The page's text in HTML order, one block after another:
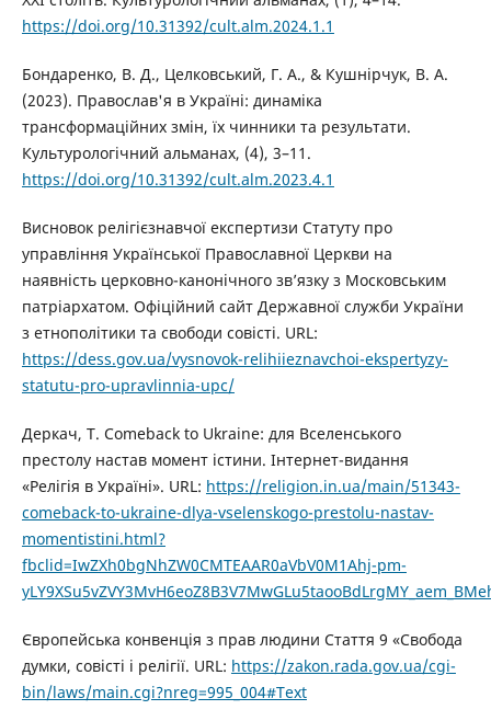
https://doi.org/10.31392/cult.alm.2024.1.1
Бондаренко, В. Д., Целковський, Г. А., & Кушнірчук, В. А.
(2023). Православ'я в Україні: динаміка
трансформаційних змін, їх чинники та результати.
Культурологічний альманах, (4), 3–11.
https://doi.org/10.31392/cult.alm.2023.4.1
Висновок релігієзнавчої експертизи Статуту про
управління Української Православної Церкви на
наявність церковно-канонічного зв’язку з Московським
патріархатом. Офіційний сайт Державної служби України
з етнополітики та свободи совісті. URL:
https://dess.gov.ua/vysnovok-relihiieznavchoi-ekspertyzy-
statutu-pro-upravlinnia-upc/
Деркач, Т. Comeback to Ukraine: для Вселенського
престолу настав момент істини. Інтернет-видання
«Релігія в Україні». URL: https://religion.in.ua/main/51343-
comeback-to-ukraine-dlya-vselenskogo-prestolu-nastav-
momentistini.html?
fbclid=IwZXh0bgNhZW0CMTEAAR0aVbV0M1Ahj-pm-
Європейська конвенція з прав людини Стаття 9 «Свобода
думки, совісті і релігії. URL: https://zakon.rada.gov.ua/cgi-
bin/laws/main.cgi?nreg=995_004#Text